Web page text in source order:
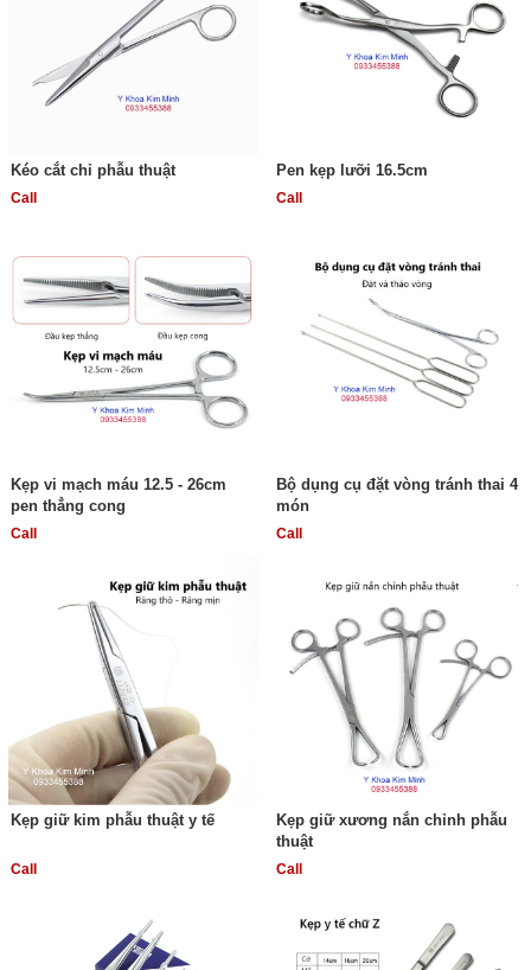
Kéo cắt chỉ phẫu thuật
Call
Pen kẹp lưỡi 16.5cm
Call
Kẹp vi mạch máu 12.5 - 26cm
pen thẳng cong
Call
Bộ dụng cụ đặt vòng tránh thai 4
món
Call
Kẹp giữ kim phẫu thuật y tế
Call
Kẹp giữ xương nắn chỉnh phẫu
thuật
Call